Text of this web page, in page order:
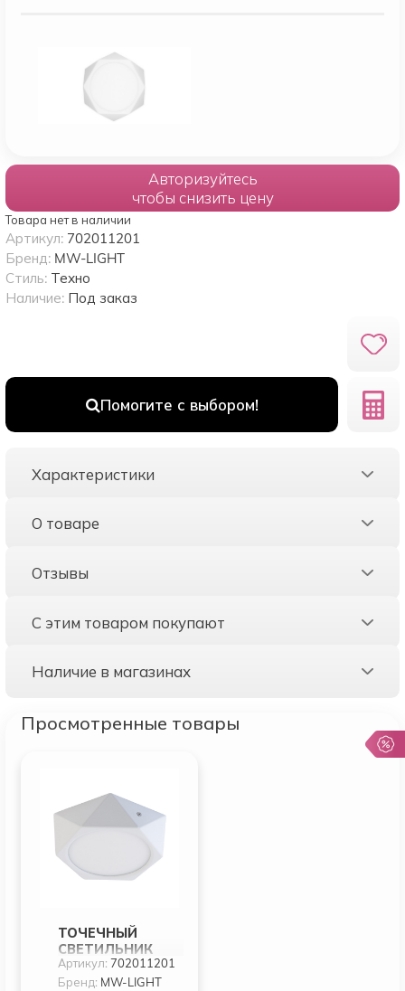
Авторизуйтесь
чтобы снизить цену
Товара нет в наличии
Помогите с выбором!
Артикул: 702011201
Бренд: MW-LIGHT
Стиль: Техно
Наличие: Под заказ
Характеристики
О товаре
Отзывы
С этим товаром покупают
Наличие в магазинах
Просмотренные товары
ТОЧЕЧНЫЙ
СВЕТИЛЬНИК
MW-LIGHT СТАУТ
702011201
Артикул:702011201
Бренд: MW-LIGHT